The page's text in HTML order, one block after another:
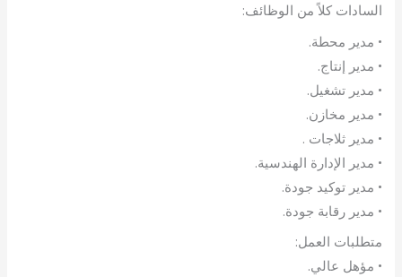
السادات كلاً من الوظائف:
• مدير محطة.
• مدير إنتاج.
• مدير تشغيل.
• مدير مخازن.
• مدير ثلاجات .
• مدير الإدارة الهندسية.
• مدير توكيد جودة.
• مدير رقابة جودة.
متطلبات العمل:
• مؤهل عالي.